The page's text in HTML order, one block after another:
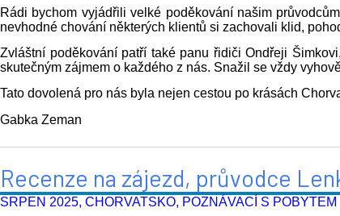
Rádi bychom vyjádřili velké poděkování našim
nevhodné chování některých klientů si zachovali klid,
Zvláštní poděkování patří také panu řidiči Ondřeji
skutečným zájmem o každého z nás. Snažil se vždy
Tato dovolená pro nás byla nejen cestou po krásách
Gabka Zeman
Recenze na zájezd, průvodce
SRPEN 2025, CHORVATSKO, POZNÁVACÍ S POBYTEM